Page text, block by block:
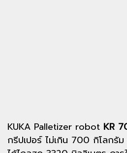
KUKA Palletizer robot KR
กรีปเปอร์ ไม่เกิน 700 กิโลกรัม